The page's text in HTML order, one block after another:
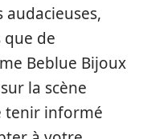
que de
Beblue Bijoux
la scène
tenir informé